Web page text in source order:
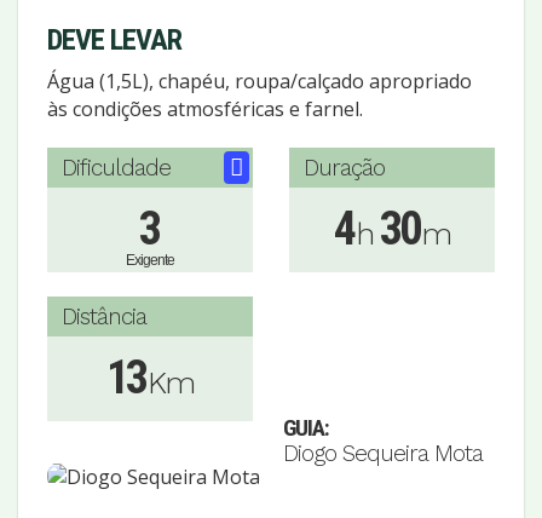
DEVE LEVAR
Água (1,5L), chapéu, roupa/calçado apropriado
às condições atmosféricas e farnel.
Dificuldade
3
Exigente
Duração
4h 30m
Distância
13Km
GUIA:
Diogo Sequeira Mota